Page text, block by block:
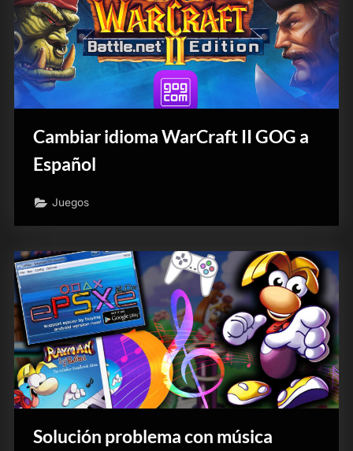
Cambiar idioma WarCraft II GOG a
Español
Juegos
Solución problema con música